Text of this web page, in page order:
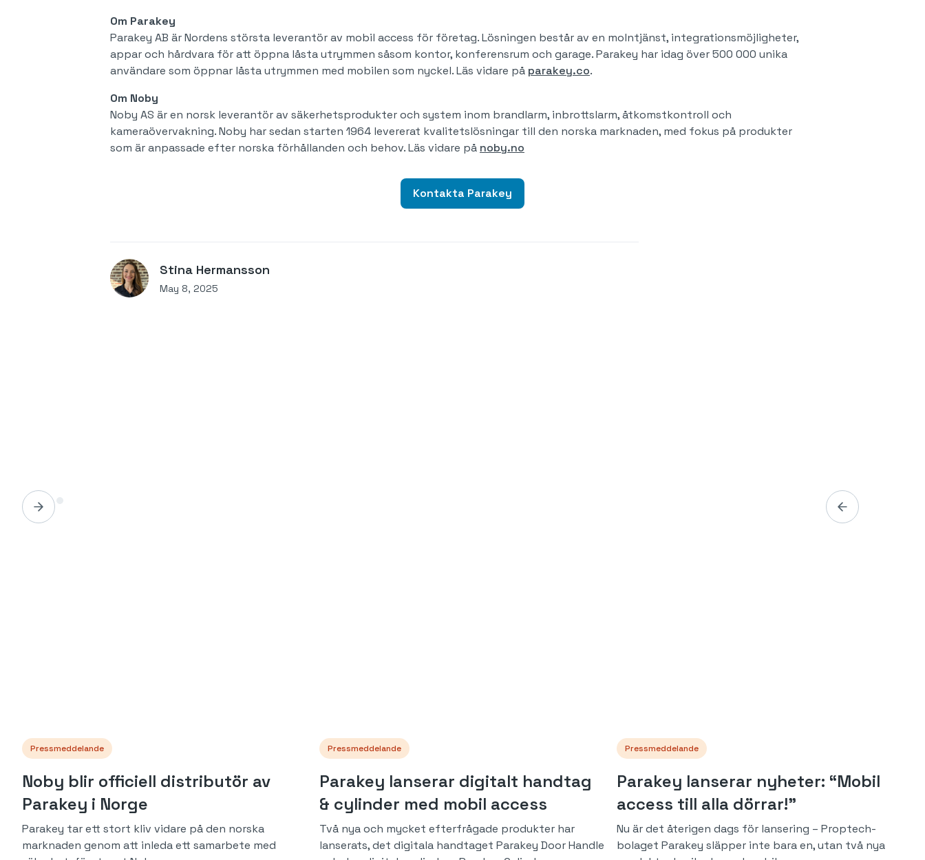
‍Om Parakey
Parakey AB är Nordens största leverantör av mobil access för företag. Lösningen består av en molntjänst, integrationsmöjligheter,
appar och hårdvara för att öppna låsta utrymmen såsom kontor, konferensrum och garage. Parakey har idag över 500 000 unika
användare som öppnar låsta utrymmen med mobilen som nyckel. Läs vidare på parakey.co.
Om Noby
Noby AS är en norsk leverantör av säkerhetsprodukter och system inom brandlarm, inbrottslarm, åtkomstkontroll och
kameraövervakning. Noby har sedan starten 1964 levererat kvalitetslösningar till den norska marknaden, med fokus på produkter
som är anpassade efter norska förhållanden och behov. Läs vidare på noby.no
Kontakta Parakey
Stina Hermansson
May 8, 2025
Pressmeddelande
Noby blir officiell distributör av
Parakey i Norge
Parakey tar ett stort kliv vidare på den norska
marknaden genom att inleda ett samarbete med
Pressmeddelande
Parakey lanserar digitalt handtag
& cylinder med mobil access
Två nya och mycket efterfrågade produkter har
lanserats, det digitala handtaget Parakey Door Handle
Pressmeddelande
Parakey lanserar nyheter: “Mobil
access till alla dörrar!”
Nu är det återigen dags för lansering – Proptech-
bolaget Parakey släpper inte bara en, utan två nya